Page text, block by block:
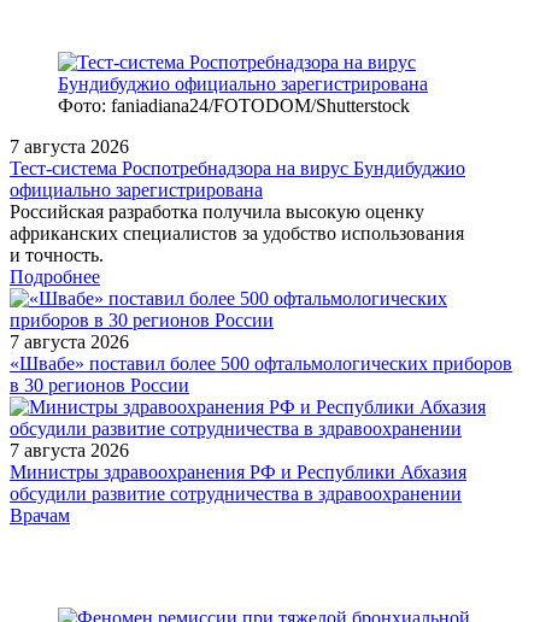
Фото: faniadiana24/FOTODOM/Shutterstock
7 августа 2026
Тест‑система Роспотребнадзора на вирус Бундибуджио
официально зарегистрирована
Российская разработка получила высокую оценку
африканских специалистов за удобство использования
и точность.
Подробнее
7 августа 2026
«Швабе» поставил более 500 офтальмологических приборов
в 30 регионов России
7 августа 2026
Министры здравоохранения РФ и Республики Абхазия
обсудили развитие сотрудничества в здравоохранении
/measures/Izbrannye_glavy_gematologii/
Врачам